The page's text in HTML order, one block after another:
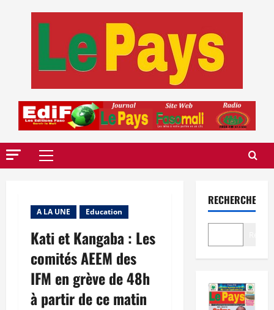
Menu
A LA UNE Education
Kati et Kangaba : Les
comités AEEM des
IFM en grève de 48h
à partir de ce matin
RECHERCHER